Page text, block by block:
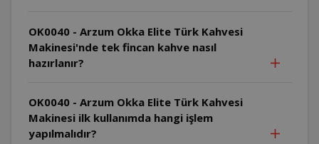
OK0040 - Arzum Okka Elite Türk Kahvesi
Makinesi'nde tek fincan kahve nasıl
hazırlanır?
OK0040 - Arzum Okka Elite Türk Kahvesi
Makinesi ilk kullanımda hangi işlem
yapılmalıdır?